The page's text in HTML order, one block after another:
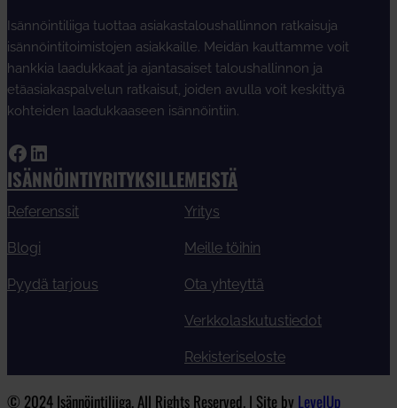
Isännöintiliiga tuottaa asiakastaloushallinnon ratkaisuja
isännöintitoimistojen asiakkaille. Meidän kauttamme voit
hankkia laadukkaat ja ajantasaiset taloushallinnon ja
etäasiakaspalvelun ratkaisut, joiden avulla voit keskittyä
kohteiden laadukkaaseen isännöintiin.
Facebook LinkedIn
ISÄNNÖINTIYRITYKSILLE
Referenssit
Blogi
Pyydä tarjous
MEISTÄ
Yritys
Meille töihin
Ota yhteyttä
Verkkolaskutustiedot
Rekisteriseloste
© 2024 Isännöintiliiga. All Rights Reserved. | Site by LevelUp